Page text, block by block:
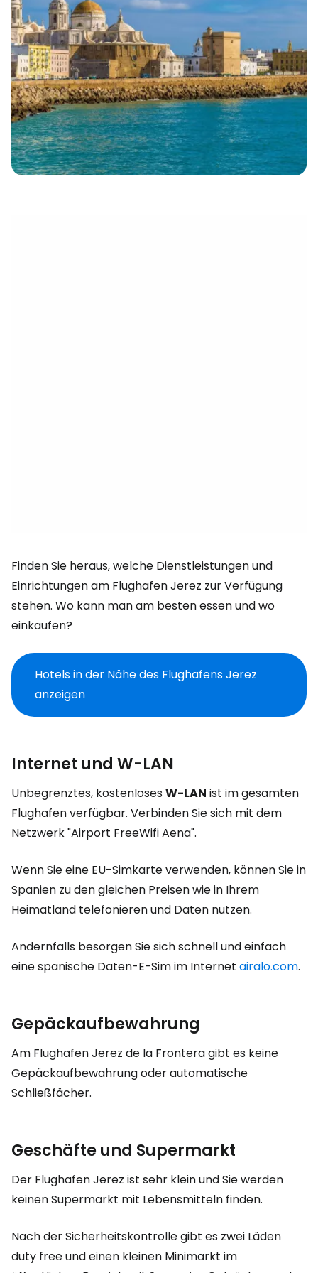
Finden Sie heraus, welche Dienstleistungen und
Einrichtungen am Flughafen Jerez zur Verfügung
stehen. Wo kann man am besten essen und wo
einkaufen?
Hotels in der Nähe des Flughafens Jerez
anzeigen
Internet und W-LAN
Unbegrenztes, kostenlosesW-LAN ist im gesamten
Flughafen verfügbar. Verbinden Sie sich mit dem
Netzwerk "Airport FreeWifi Aena".
Wenn Sie eine EU-Simkarte verwenden, können Sie in
Spanien zu den gleichen Preisen wie in Ihrem
Heimatland telefonieren und Daten nutzen.
Andernfalls besorgen Sie sich schnell und einfach
eine spanische Daten-E-Sim im Internet airalo.com.
Gepäckaufbewahrung
Am Flughafen Jerez de la Frontera gibt es keine
Gepäckaufbewahrung oder automatische
Schließfächer.
Geschäfte und Supermarkt
Der Flughafen Jerez ist sehr klein und Sie werden
keinen Supermarkt mit Lebensmitteln finden.
Nach der Sicherheitskontrolle gibt es zwei Läden
duty freeund einen kleinen Minimarkt im